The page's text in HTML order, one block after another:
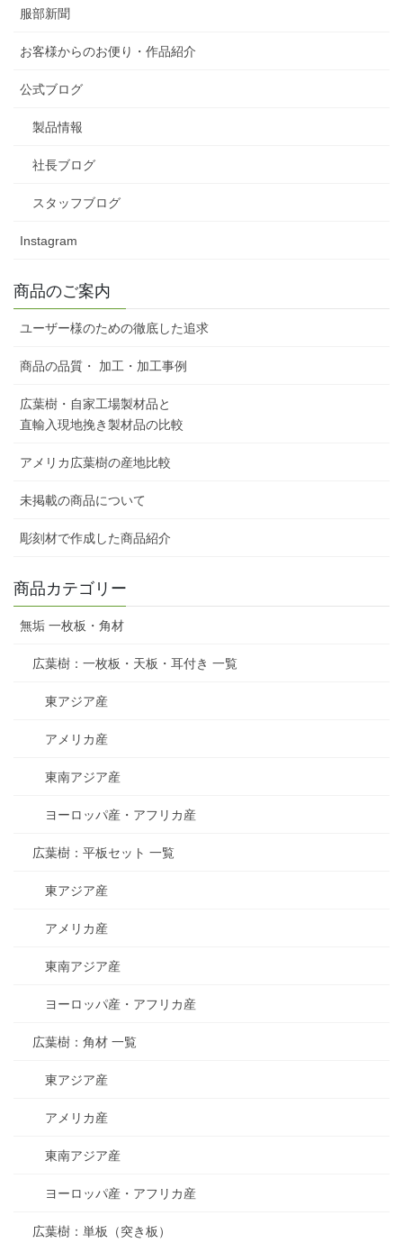
服部新聞
お客様からのお便り・作品紹介
公式ブログ
製品情報
社長ブログ
スタッフブログ
Instagram
商品のご案内
ユーザー様のための徹底した追求
商品の品質・ 加工・加工事例
広葉樹・自家工場製材品と
直輸入現地挽き製材品の比較
アメリカ広葉樹の産地比較
未掲載の商品について
彫刻材で作成した商品紹介
商品カテゴリー
無垢 一枚板・角材
広葉樹：一枚板・天板・耳付き 一覧
東アジア産
アメリカ産
東南アジア産
ヨーロッパ産・アフリカ産
広葉樹：平板セット 一覧
東アジア産
アメリカ産
東南アジア産
ヨーロッパ産・アフリカ産
広葉樹：角材 一覧
東アジア産
アメリカ産
東南アジア産
ヨーロッパ産・アフリカ産
広葉樹：単板（突き板）